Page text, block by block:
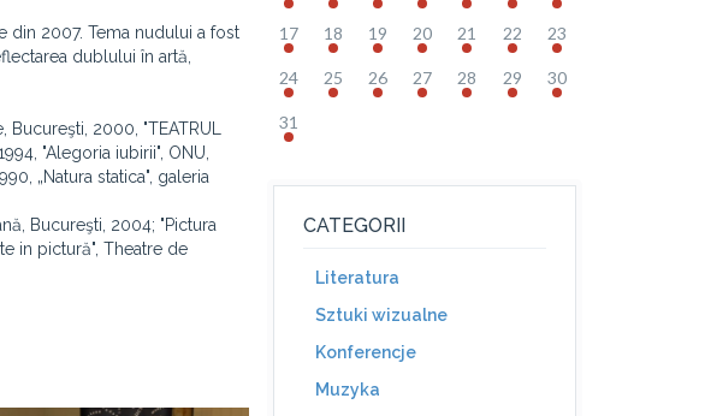
din 2007. Tema nudului a fost
dublului în artă,
2000, "TEATRUL
"Alegoria iubirii", ONU,
„Natura statica", galeria
Bucureşti, 2004; "Pictura
in pictură", Theatre de
17 18 19 20 21 22 23
24 25 26 27 28 29 30
31
CATEGORII
Literatura
Sztuki wizualne
Konferencje
Muzyka